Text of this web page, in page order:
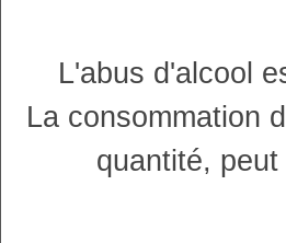
L'abus d'alcool
La consommation
quantité,